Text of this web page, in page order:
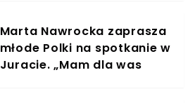
Marta Nawrocka zaprasza
młode Polki na spotkanie w
Juracie. „Mam dla was